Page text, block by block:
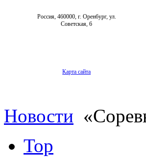
Россия, 460000, г. Оренбург, ул.
Советская, 6
Карта сайта
Новости
Top